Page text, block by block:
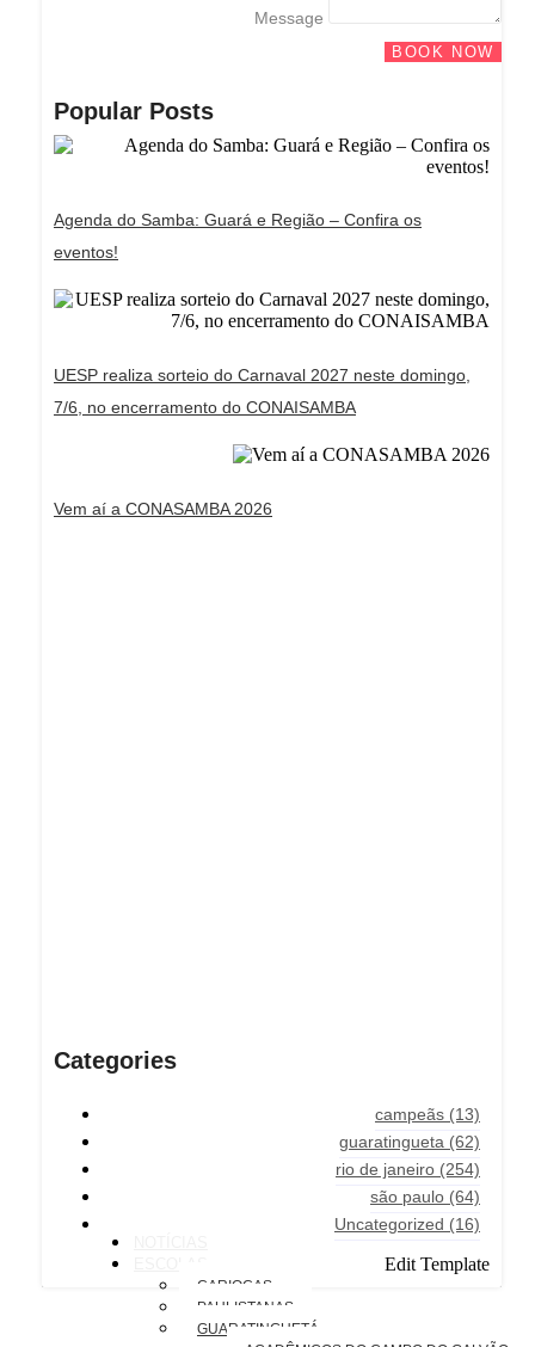
Message
BOOK NOW
Popular Posts
Agenda do Samba: Guará e Região – Confira os
eventos!
UESP realiza sorteio do Carnaval 2027 neste domingo,
7/6, no encerramento do CONAISAMBA
Vem aí a CONASAMBA 2026
Categories
campeãs (13)
guaratingueta (62)
rio de janeiro (254)
são paulo (64)
Uncategorized (16)
Edit Template
CARIOCAS
PAULISTANAS
GUARATINGUETÁ